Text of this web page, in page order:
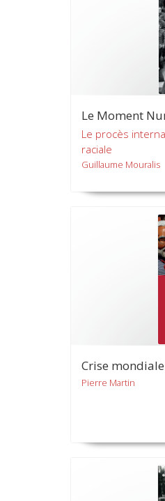
Le Moment
Le procès
raciale
Guillaume Mouralis
Crise
Pierre Martin